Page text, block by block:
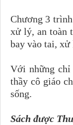
Chương 3
xử lý, an toàn
bay vào tai, xử
Với những chỉ
thầy cô giáo
sống.
Sách được